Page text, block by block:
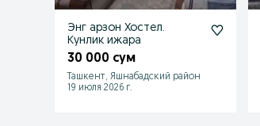
Энг арзон Хостел.
Кунлик ижара
30 000 сум
Ташкент, Яшнабадский район
19 июля 2026 г.